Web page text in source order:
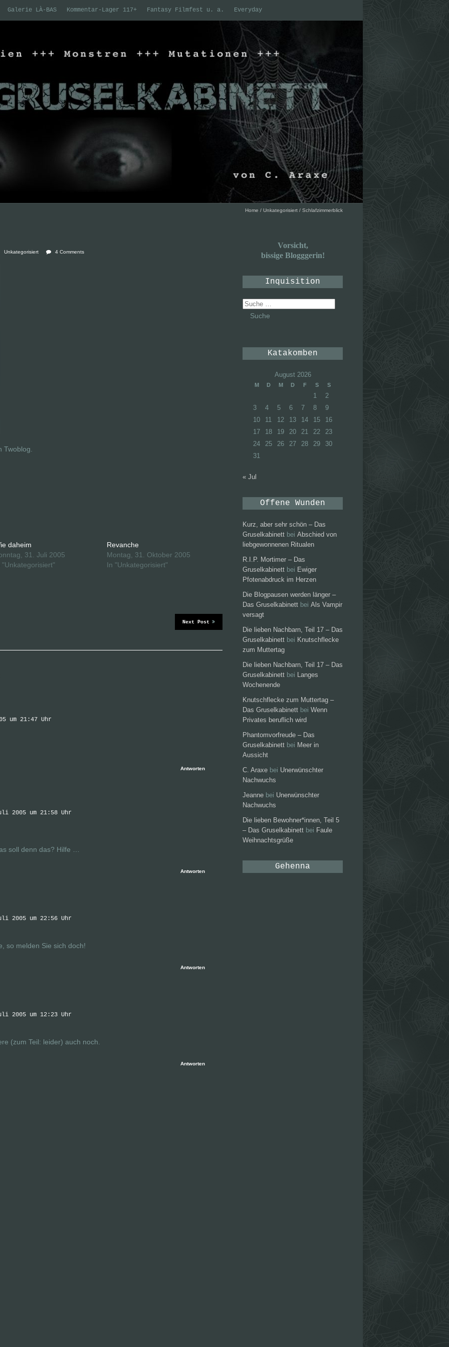
Galerie LÀ-BAS Kommentar-Lager 117+ Fantasy Filmfest u. a. Everyday
Home / Unkategorisiert / Schlafzimmerblick
Unkategorisiert 4 Comments
daheim
31. Juli 2005
"Unkategorisiert"
Revanche
Montag, 31. Oktober 2005
In "Unkategorisiert"
Next Post
um 21:47 Uhr
Antworten
2005 um 21:58 Uhr
soll denn das? Hilfe …
Antworten
2005 um 22:56 Uhr
so melden Sie sich doch!
Antworten
2005 um 12:23 Uhr
(zum Teil: leider) auch noch.
Antworten
Vorsicht,
bissige Blogggerin!
Inquisition
Suche
nach:
Katakomben
August 2026
M D M D F S S
1
2
3
4 5 6 7 8
9
10
11 12 13 14 15
16
17
18 19 20 21 22
23
24
25 26 27 28 29
30
31
« Jul
Offene Wunden
Kurz, aber sehr schön – Das
Gruselkabinett bei Abschied von
liebgewonnenen Ritualen
R.I.P. Mortimer – Das
Gruselkabinett bei Ewiger
Pfotenabdruck im Herzen
Die Blogpausen werden länger –
Das Gruselkabinett bei Als Vampir
versagt
Die lieben Nachbarn, Teil 17 – Das
Gruselkabinett bei Knutschflecke
zum Muttertag
Die lieben Nachbarn, Teil 17 – Das
Gruselkabinett bei Langes
Wochenende
Knutschflecke zum Muttertag –
Das Gruselkabinett bei Wenn
Privates beruflich wird
Phantomvorfreude – Das
Gruselkabinett bei Meer in
Aussicht
C. Araxe bei Unerwünschter
Nachwuchs
Jeanne bei Unerwünschter
Nachwuchs
Die lieben Bewohner*innen, Teil 5
– Das Gruselkabinett bei Faule
Weihnachtsgrüße
Gehenna